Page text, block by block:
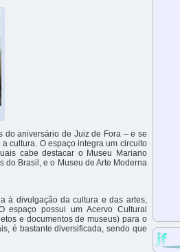
do aniversário de Juiz de Fora – e se
cultura. O espaço integra um circuito
cabe destacar o Museu Mariano
do Brasil, e o Museu de Arte Moderna
à divulgação da cultura e das artes,
espaço possui um Acervo Cultural
e documentos de museus) para o
é bastante diversificada, sendo que